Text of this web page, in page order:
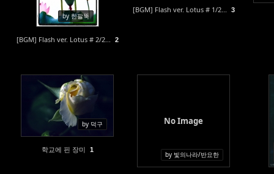
by 한팔뚝
[BGM] Flash ver. Lotus # 2/2... 2
[BGM] Flash ver. Lotus # 1/2... 3
by 덕구
480
학교에 핀 장미 1
No Image
by 빛의나라/반요한
462